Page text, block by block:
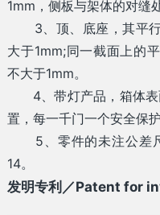
1mm，侧板与架体的对缝
3、顶、底座，其平行
大于1mm;同一截面上的
不大于1mm。
4、带灯产品，箱体表
置，每一千门一个安全保护
5、零件的未注公差尺
14。
发明专利／Patent for